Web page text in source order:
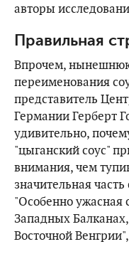
авторы
Правильная
Впрочем,
переименования
представитель
Германии Герберт
удивительно,
"цыганский соус"
внимания, чем
значительная
"Особенно ужасная
Западных
Восточной